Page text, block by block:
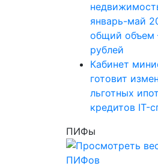
январь-май
общий
рублей
Кабинет
готовит
льготных
кредитов IT-
ПИФы